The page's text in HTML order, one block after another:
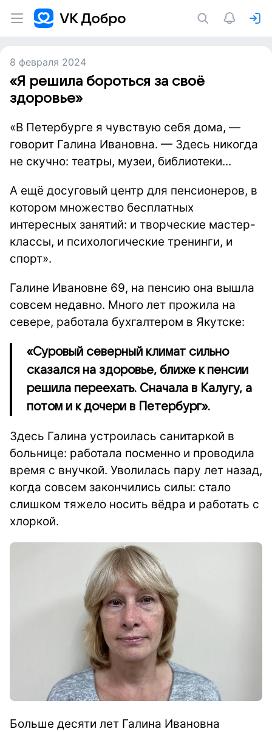
8 февраля 2024
«Я решила бороться за своё
здоровье»
«В Петербурге я чувствую себя дома, —
говорит Галина Ивановна. — Здесь никогда
не скучно: театры, музеи, библиотеки...
А ещё досуговый центр для пенсионеров, в
котором множество бесплатных
интересных занятий: и творческие мастер-
классы, и психологические тренинги, и
спорт».
Галине Ивановне 69, на пенсию она вышла
совсем недавно. Много лет прожила на
севере, работала бухгалтером в Якутске:
«Суровый северный климат сильно
сказался на здоровье, ближе к пенсии
решила переехать. Сначала в Калугу, а
потом и к дочери в Петербург».
Здесь Галина устроилась санитаркой в
больнице: работала посменно и проводила
время с внучкой. Уволилась пару лет назад,
когда совсем закончились силы: стало
слишком тяжело носить вёдра и работать с
хлоркой.
Больше десяти лет Галина Ивановна